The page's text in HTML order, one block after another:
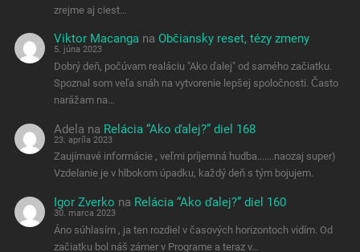
zrejme aj ciest…
Viktor Macanga na Občiansky reset, tézy zmeny
5. júna 2023
Dobrý deň, počúvam realáciu "Ako ďalej" od samého začiatku.
Spoznal som veľa snáh na vytvorenie lepšej spoločnosti. Často
narážam na…
Adela na Relácia “Ako ďalej?” diel 168
23. apríla 2023
Zaujímavé informácie , veľmi príjemná hudba.......naozaj super)
Vzdelanie je v hlbokom úpadku, každý deň s tým bojujem.
Igor Zverko na Relácia “Ako ďalej?” diel 160
30. marca 2023
Áno súhlasím , ja ten rozdiel v časových horizontoch vidím. Od
začiatku bol náš zámer v Programe a teraz v…